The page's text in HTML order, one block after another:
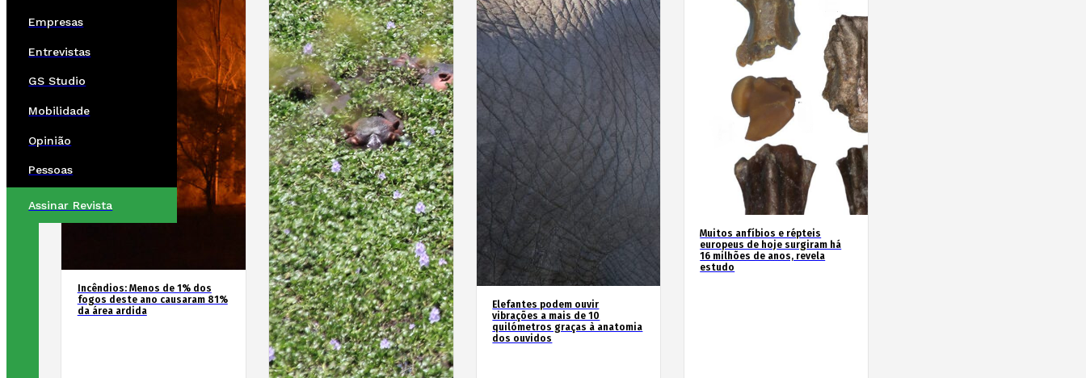
Empresas
Entrevistas
GS Studio
Mobilidade
Opinião
Pessoas
Assinar Revista
Incêndios: Menos de 1% dos
fogos deste ano causaram 81%
da área ardida
Elefantes podem ouvir
vibrações a mais de 10
quilómetros graças à anatomia
dos ouvidos
Muitos anfíbios e répteis
europeus de hoje surgiram há
16 milhões de anos, revela
estudo